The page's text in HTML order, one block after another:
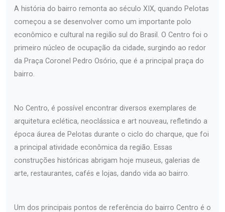
A história do bairro remonta ao século XIX, quando Pelotas
começou a se desenvolver como um importante polo
econômico e cultural na região sul do Brasil. O Centro foi o
primeiro núcleo de ocupação da cidade, surgindo ao redor
da Praça Coronel Pedro Osório, que é a principal praça do
bairro.
No Centro, é possível encontrar diversos exemplares de
arquitetura eclética, neoclássica e art nouveau, refletindo a
época áurea de Pelotas durante o ciclo do charque, que foi
a principal atividade econômica da região. Essas
construções históricas abrigam hoje museus, galerias de
arte, restaurantes, cafés e lojas, dando vida ao bairro.
Um dos principais pontos de referência do bairro Centro é o